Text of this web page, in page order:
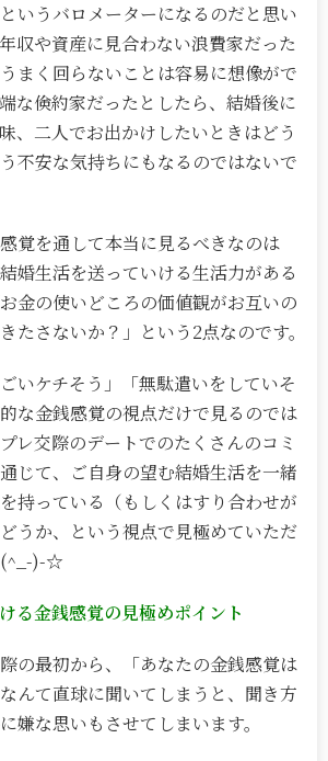
いうバロメーターになるのだと思い
収や資産に見合わない浪費家だった
まく回らないことは容易に想像がで
な倹約家だったとしたら、結婚後に
、二人でお出かけしたいときはどう
不安な気持ちにもなるのではないで
覚を通して本当に見るべきなのは
婚生活を送っていける生活力がある
金の使いどころの価値観がお互いの
たさないか？」という2点なのです。
いケチそう」「無駄遣いをしていそ
な金銭感覚の視点だけで見るのでは
レ交際のデートでのたくさんのコミ
じて、ご自身の望む結婚生活を一緒
持っている（もしくはすり合わせが
うか、という視点で見極めていただ
(^_-)-☆
る金銭感覚の見極めポイント
の最初から、「あなたの金銭感覚は
んて直球に聞いてしまうと、聞き方
嫌な思いもさせてしまいます。